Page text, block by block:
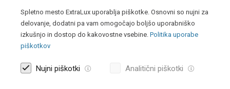
Spletno mesto ExtraLux uporablja piškotke. Osnovni so nujni za
delovanje, dodatni pa vam omogočajo boljšo uporabniško
izkušnjo in dostop do kakovostne vsebine. Politika uporabe
piškotkov
Nujni piškotki Analitični piškotki